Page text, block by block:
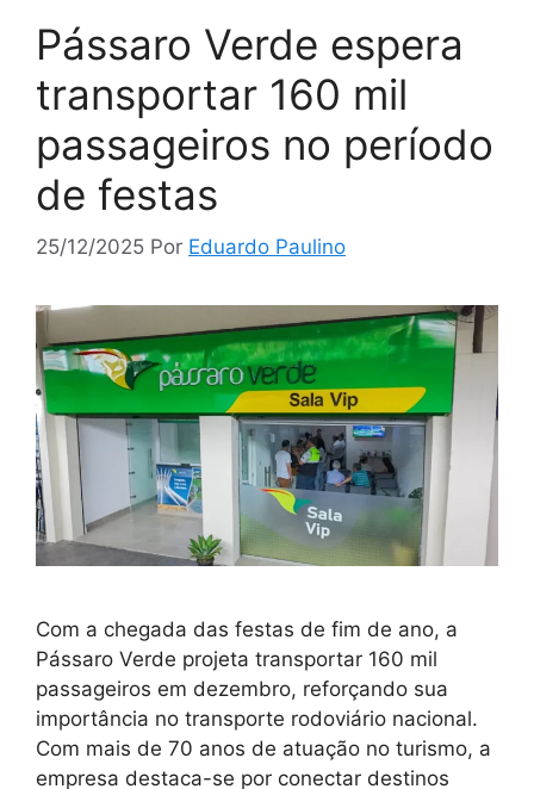
Pássaro Verde espera
transportar 160 mil
passageiros no período
de festas
25/12/2025 Por Eduardo Paulino
Com a chegada das festas de fim de ano, a
Pássaro Verde projeta transportar 160 mil
passageiros em dezembro, reforçando sua
importância no transporte rodoviário nacional.
Com mais de 70 anos de atuação no turismo, a
empresa destaca-se por conectar destinos